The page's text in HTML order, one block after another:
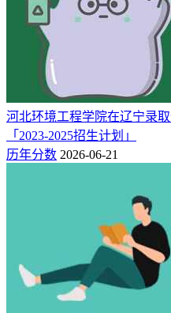
河北环境工程学院在辽宁录
「2023-2025招生计划」
历年分数 2026-06-21